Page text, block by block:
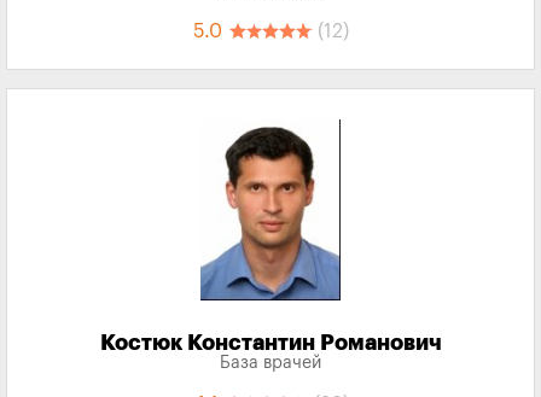
5.0 (12)
Костюк Константин Романович
База врачей